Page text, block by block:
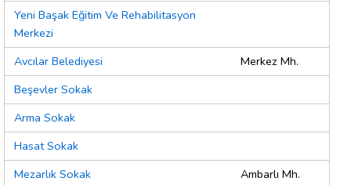
Yeni Başak Eğitim Ve Rehabilitasyon
Merkezi
Avcılar Belediyesi
Merkez Mh.
Beşevler Sokak
Arma Sokak
Hasat Sokak
Mezarlık Sokak
Ambarlı Mh.